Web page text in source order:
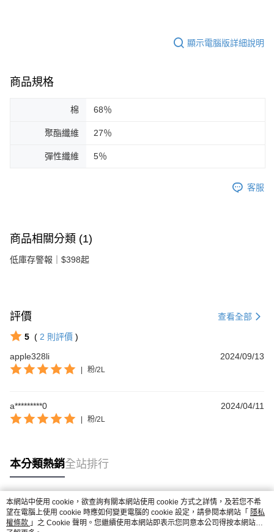
顯示電腦版詳細說明
商品規格
棉 68％
聚酯纖維 27％
彈性纖維 5％
客服
商品相關分類 (1)
低庫存警報｜$398起
評價 查看全部
5 ( 2 則評價 )
apple328li
2024/09/13
粉/2L
a*********0 2024/04/11
粉/2L
本分類熱銷全站排行
熱門標籤
本網站中使用 cookie，欲查詢有關本網站使用 cookie 方式之詳情，及若您不希
望在電腦上使用 cookie 時應如何變更電腦的 cookie 設定，請參閱本網站「 隱私
權條款 」之 Cookie 聲明。您繼續使用本網站即表示您同意本公司得按本網站使